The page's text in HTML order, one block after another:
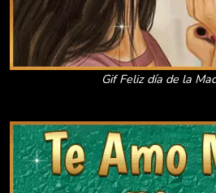
Gif Feliz día de la